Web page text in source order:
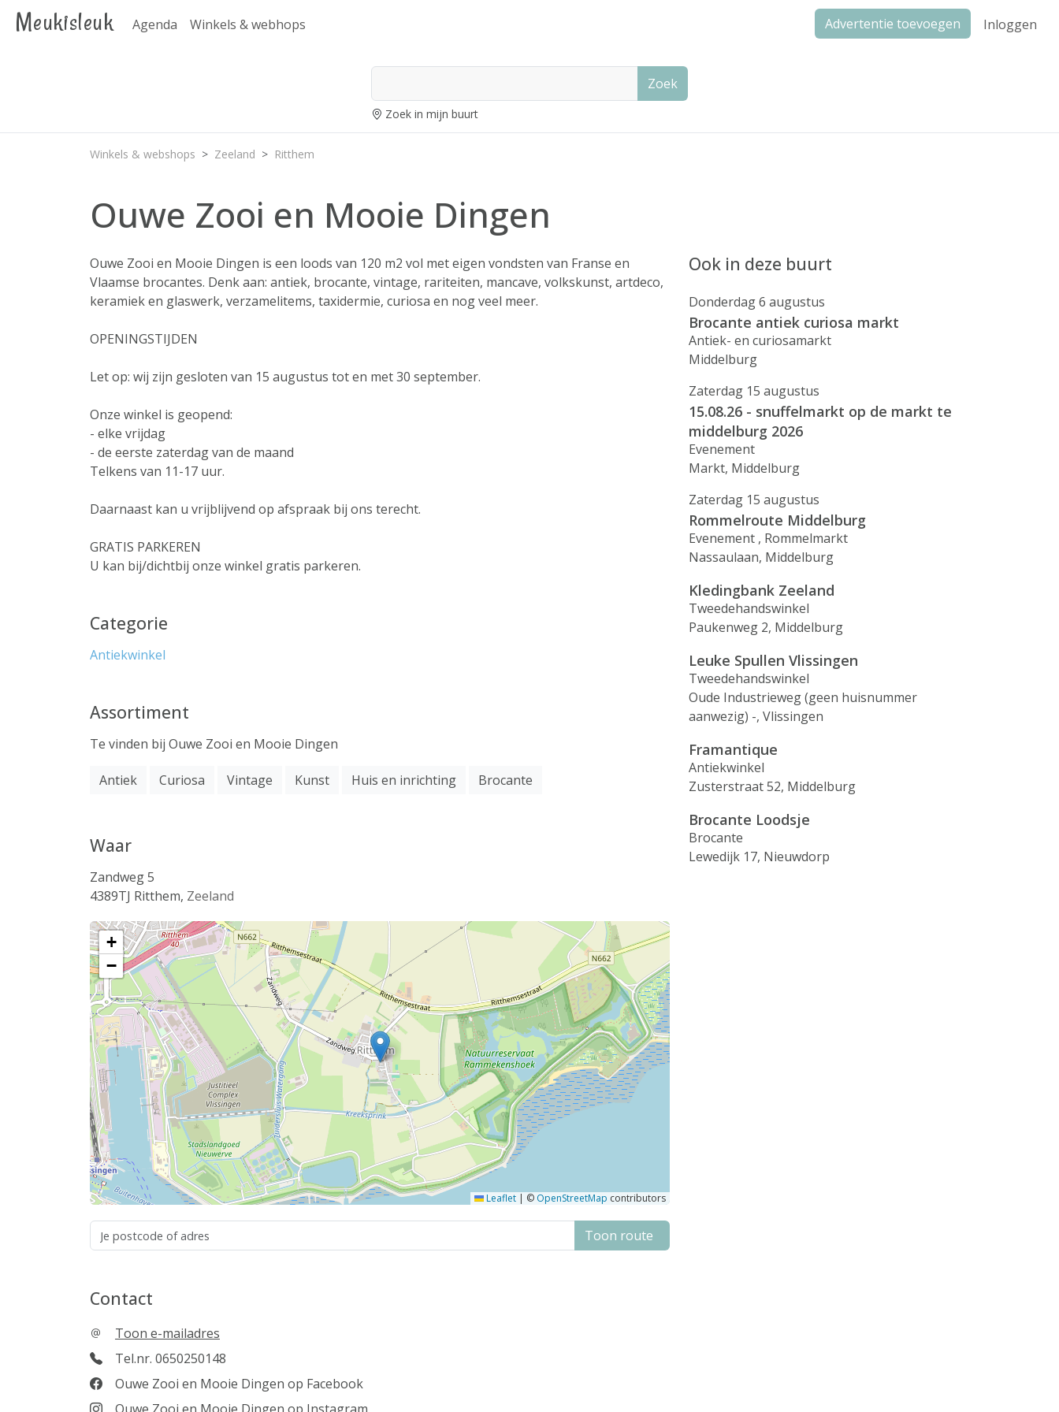
Meukisleuk Agenda Winkels & webhops Advertentie toevoegen Inloggen
Zoek
Zoek in mijn buurt
Winkels & webshops Zeeland Ritthem
Ouwe Zooi en Mooie Dingen
Ouwe Zooi en Mooie Dingen is een loods van 120 m2 vol met eigen vondsten van Franse en
Vlaamse brocantes. Denk aan: antiek, brocante, vintage, rariteiten, mancave, volkskunst, artdeco,
keramiek en glaswerk, verzamelitems, taxidermie, curiosa en nog veel meer.
OPENINGSTIJDEN
Let op: wij zijn gesloten van 15 augustus tot en met 30 september.
Onze winkel is geopend:
- elke vrijdag
- de eerste zaterdag van de maand
Telkens van 11-17 uur.
Daarnaast kan u vrijblijvend op afspraak bij ons terecht.
GRATIS PARKEREN
U kan bij/dichtbij onze winkel gratis parkeren.
Categorie
Antiekwinkel
Assortiment
Te vinden bij Ouwe Zooi en Mooie Dingen
Antiek Curiosa Vintage Kunst Huis en inrichting Brocante
Waar
Zandweg 5
4389TJ Ritthem, Zeeland
+
−
Leaflet | © OpenStreetMap contributors
Toon route
Contact
Toon e-mailadres
Tel.nr. 0650250148
Ouwe Zooi en Mooie Dingen op Facebook
Ook in deze buurt
Donderdag 6 augustus
Brocante antiek curiosa markt
Antiek- en curiosamarkt
Middelburg
Zaterdag 15 augustus
15.08.26 - snuffelmarkt op de markt te
middelburg 2026
Evenement
Markt, Middelburg
Zaterdag 15 augustus
Rommelroute Middelburg
Evenement , Rommelmarkt
Nassaulaan, Middelburg
Kledingbank Zeeland
Tweedehandswinkel
Paukenweg 2, Middelburg
Leuke Spullen Vlissingen
Tweedehandswinkel
Oude Industrieweg (geen huisnummer
aanwezig) -, Vlissingen
Framantique
Antiekwinkel
Zusterstraat 52, Middelburg
Brocante Loodsje
Brocante
Lewedijk 17, Nieuwdorp